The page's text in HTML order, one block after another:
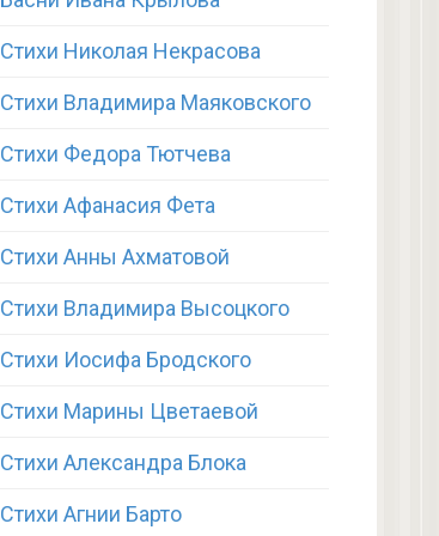
Стихи Николая Некрасова
Стихи Владимира Маяковского
Стихи Федора Тютчева
Стихи Афанасия Фета
Стихи Анны Ахматовой
Стихи Владимира Высоцкого
Стихи Иосифа Бродского
Стихи Марины Цветаевой
Стихи Александра Блока
Стихи Агнии Барто